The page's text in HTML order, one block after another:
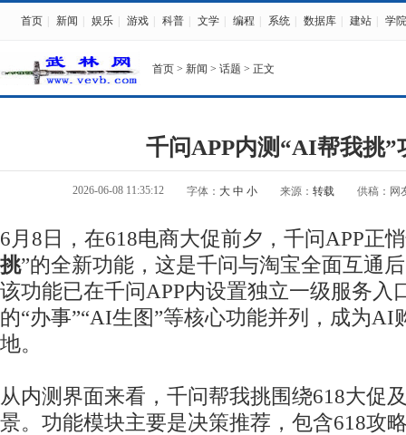
首页 新闻 娱乐 游戏 科普 文学 编程 系统 数据库 建站 学院
首页 > 新闻 > 话题 > 正文
千问APP内测“AI帮我挑”
2026-06-08 11:35:12 字体： 大 中 小 来源： 转载 供稿：网
6月8日，在618电商大促前夕，千问APP正
挑”的全新功能，这是千问与淘宝全面互通
该功能已在千问APP内设置独立一级服务入
的“办事”“AI生图”等核心功能并列，成为AI
地。
从内测界面来看，千问帮我挑围绕618大促
景。功能模块主要是决策推荐，包含618攻